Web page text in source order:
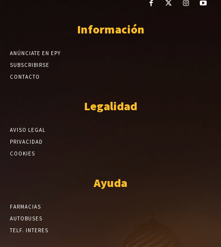
Información
ANÚNCIATE EN EPY
SUBSCRIBIRSE
CONTACTO
Legalidad
AVISO LEGAL
PRIVACIDAD
COOKIES
Ayuda
FARMACIAS
AUTOBUSES
TELF. INTERES